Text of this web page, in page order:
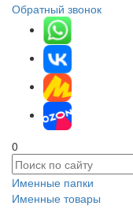
Обратный звонок
0
Именные папки
Именные товары